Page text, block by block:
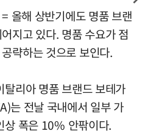
올해 상반기에도 명품 브랜
지고 있다. 명품 수요가 점
략하는 것으로 보인다.
리아 명품 브랜드 보테가
는 전날 국내에서 일부 가
상 폭은 10% 안팎이다.